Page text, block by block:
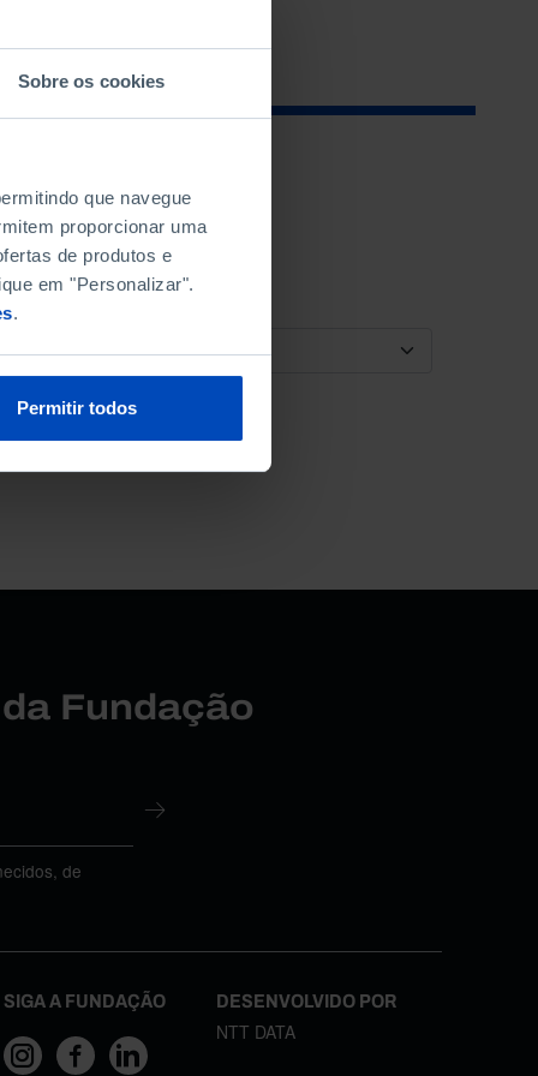
Sobre os cookies
que navegue
proporcionar uma
de produtos e
em "Personalizar".
.
Permitir todos
ORDENAR POR
Fundação
de
SIGA A FUNDAÇÃO DESENVOLVIDO POR
NTT DATA